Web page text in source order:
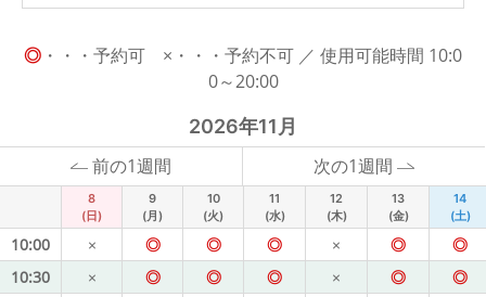
◎ ・・・予約可 ×・・・予約不可 ／ 使用可能時間 10:0
0～20:00
2026年11月
前の1週間 次の1週間
8
(日)
9
(月)
10
(火)
11
(水)
12
(木)
13
(金)
14
(土)
10:00 × ◎ ◎ ◎ × ◎
◎
10:30
× ◎ ◎ ◎ × ◎
◎